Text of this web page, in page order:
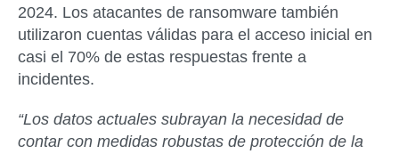
2024. Los atacantes de ransomware también
utilizaron cuentas válidas para el acceso inicial en
casi el 70% de estas respuestas frente a
incidentes.
“Los datos actuales subrayan la necesidad de
contar con medidas robustas de protección de la